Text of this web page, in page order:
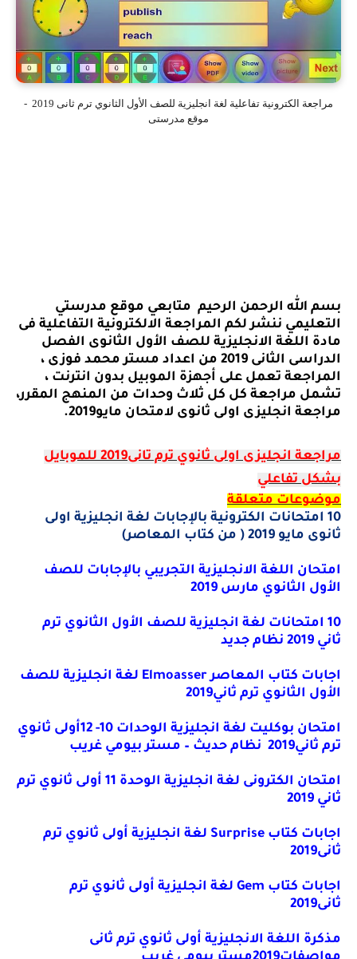
مراجعة الكترونية تفاعلية لغة انجليزية للصف الأول الثانوي ترم ثانى 2019 -
موقع مدرستى
بسم الله الرحمن الرحيم متابعي موقع مدرستي
التعليمي ننشر لكم المراجعة الالكترونية التفاعلية فى
مادة اللغة الانجليزية للصف الأول الثانوى الفصل
الدراسى الثانى 2019 من اعداد مستر محمد فوزى ،
المراجعة تعمل على أجهزة الموبيل بدون انترنت ،
تشمل مراجعة كل كل ثلاث وحدات من المنهج المقرر،
مراجعة انجليزى اولى ثانوى لامتحان مايو2019.
مراجعة انجليزى اولى ثانوي ترم تانى2019 للموبايل
بشكل تفاعلي
موضوعات متعلقة
10 امتحانات الكترونية بالإجابات لغة انجليزية اولى
ثانوى مايو 2019 ( من كتاب المعاصر)
امتحان اللغة الانجليزية التجريبي بالإجابات للصف
الأول الثانوي مارس 2019
10 امتحانات لغة انجليزية للصف الأول الثانوي ترم
ثاني 2019 نظام جديد
اجابات كتاب المعاصرElmoasser لغة انجليزية للصف
الأول الثانوي ترم ثاني2019
امتحان بوكليت لغة انجليزية الوحدات 10- 12أولى ثانوي
ترم ثاني2019 نظام حديث – مستر بيومي غريب
امتحان الكترونى لغة انجليزية الوحدة 11 أولى ثانوي ترم
ثاني 2019
اجابات كتاب Surprise لغة انجليزية أولى ثانوي ترم
ثانى2019
اجابات كتاب Gem لغة انجليزية أولى ثانوي ترم
ثانى2019
مذكرة اللغة الانجليزية أولى ثانوي ترم ثانى